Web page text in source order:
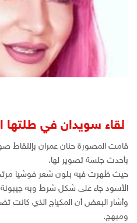
لقاء سويدان في طلتها
قامت المصورة حنان عمران بإلتقاط
بأحدث جلسة تصوير لها.
حيث ظهرت فيه بلون شعر فوشيا
الأسود جاء على شكل شرط وبه جيبونة
وأشار البعض أن المكياج الذي كانت
ومبهج.